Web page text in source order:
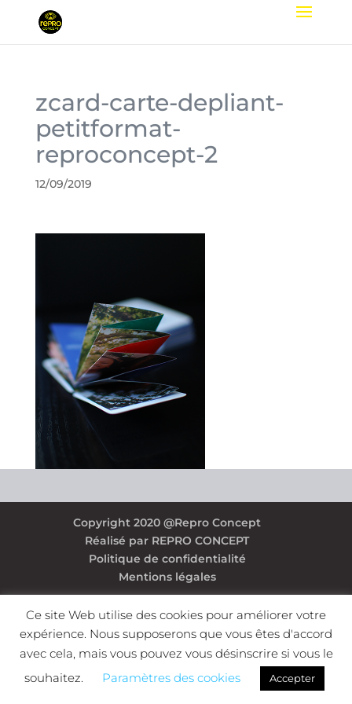
zcard-carte-depliant-
petitformat-
reproconcept-2
12/09/2019
Copyright 2020 @Repro Concept
Réalisé par REPRO CONCEPT
Politique de confidentialité
Mentions légales
Ce site Web utilise des cookies pour améliorer votre
expérience. Nous supposerons que vous êtes d'accord
avec cela, mais vous pouvez vous désinscrire si vous le
souhaitez.
Paramètres des cookies Accepter